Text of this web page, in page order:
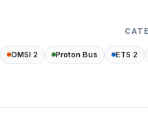
OMSI 2 Proton Bus ETS 2